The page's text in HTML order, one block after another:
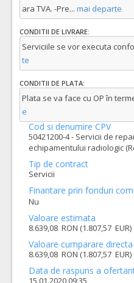
ara TVA. -Pre... mai departe
CONDITII DE LIVRARE:
Serviciile se vor executa
te
CONDITII DE PLATA:
Plata se va face cu OP în
e
Cod si denumire CPV
50421200-4 - Servicii de
echipamentului radiologic
Tip de contract
Servicii
Finantare prin fonduri
Nu
Valoare estimata
8.639,08 RON (1.807,57 EUR)
Valoare cumparare directa
8.639,08 RON (1.807,57 EUR)
Data de raspuns a
15.01.2020 09:35